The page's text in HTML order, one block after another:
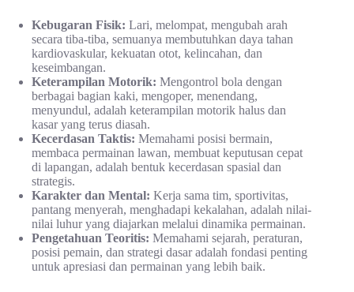
Kebugaran Fisik: Lari, melompat, mengubah arah
secara tiba-tiba, semuanya membutuhkan daya tahan
kardiovaskular, kekuatan otot, kelincahan, dan
keseimbangan.
Keterampilan Motorik: Mengontrol bola dengan
berbagai bagian kaki, mengoper, menendang,
menyundul, adalah keterampilan motorik halus dan
kasar yang terus diasah.
Kecerdasan Taktis: Memahami posisi bermain,
membaca permainan lawan, membuat keputusan cepat
di lapangan, adalah bentuk kecerdasan spasial dan
strategis.
Karakter dan Mental: Kerja sama tim, sportivitas,
pantang menyerah, menghadapi kekalahan, adalah nilai-
nilai luhur yang diajarkan melalui dinamika permainan.
Pengetahuan Teoritis: Memahami sejarah, peraturan,
posisi pemain, dan strategi dasar adalah fondasi penting
untuk apresiasi dan permainan yang lebih baik.